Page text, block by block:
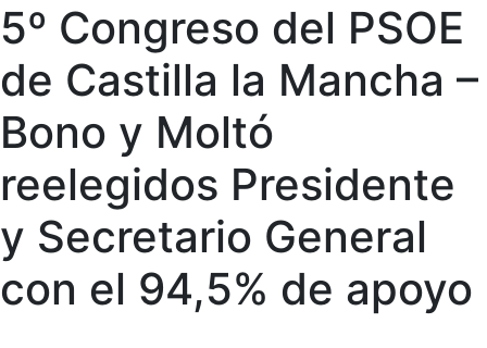
5º Congreso del PSOE
de Castilla la Mancha –
Bono y Moltó
reelegidos Presidente
y Secretario General
con el 94,5% de apoyo